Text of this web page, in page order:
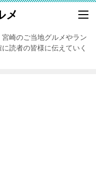
メ
崎のご当地グルメやラン
読者の皆様に伝えていく